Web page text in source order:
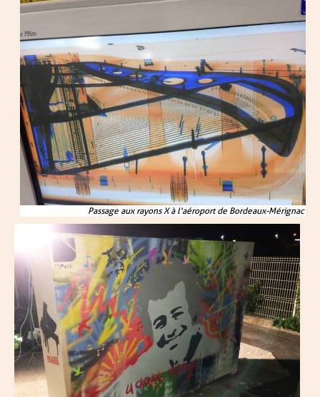
Passage aux rayons X à l'aéroport de Bordeaux-Mérignac